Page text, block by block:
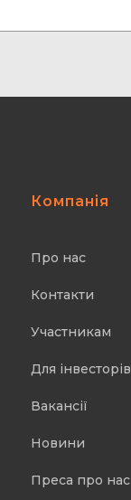
Компанія
Про нас
Контакти
Участникам
Для інвесторів
Вакансії
Новини
Преса про нас